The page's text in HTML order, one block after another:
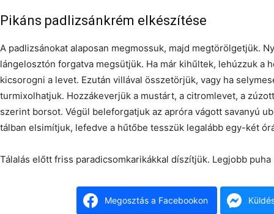
Pikáns padlizsánkrém elkészítése
A padlizsánokat alaposan megmossuk, majd megtörölgetjük.
lángelosztón forgatva megsütjük. Ha már kihűltek, lehúzzuk a
kicsorogni a levet. Ezután villával összetörjük, vagy ha
turmixolhatjuk. Hozzákeverjük a mustárt, a citromlevet, a
szerint borsot. Végül beleforgatjuk az apróra vágott savanyú
tálban elsimítjuk, lefedve a hűtőbe tesszük legalább egy-két
Tálalás előtt friss paradicsomkarikákkal díszítjük. Legjobb
Megosztás a Facebookon